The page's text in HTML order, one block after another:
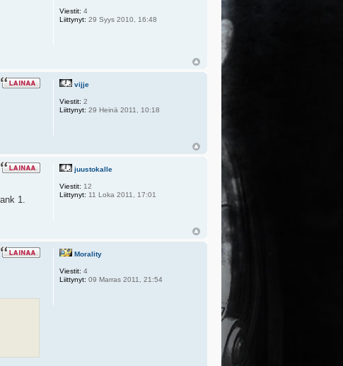
Viestit: 4
Liittynyt: 29 Syys 2010, 16:48
vijje
Viestit: 2
Liittynyt: 29 Heinä 2011, 10:18
1.
juustokalle
Viestit: 12
Liittynyt: 11 Loka 2011, 17:01
Morality
Viestit: 4
Liittynyt: 09 Marras 2011, 21:54